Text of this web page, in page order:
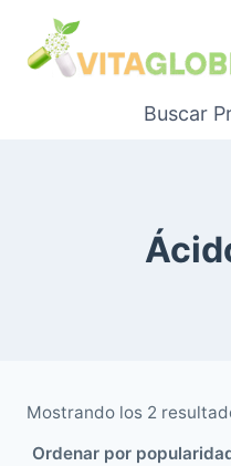
Contenido
Buscar
Mostrando los 2